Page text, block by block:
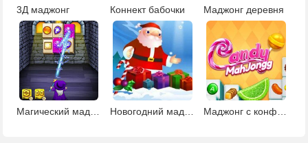
3Д маджонг Коннект бабочки Маджонг деревня